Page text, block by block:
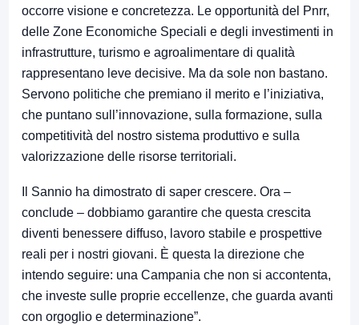
occorre visione e concretezza. Le opportunità del Pnrr,
delle Zone Economiche Speciali e degli investimenti in
infrastrutture, turismo e agroalimentare di qualità
rappresentano leve decisive. Ma da sole non bastano.
Servono politiche che premiano il merito e l’iniziativa,
che puntano sull’innovazione, sulla formazione, sulla
competitività del nostro sistema produttivo e sulla
valorizzazione delle risorse territoriali.
Il Sannio ha dimostrato di saper crescere. Ora –
conclude – dobbiamo garantire che questa crescita
diventi benessere diffuso, lavoro stabile e prospettive
reali per i nostri giovani. È questa la direzione che
intendo seguire: una Campania che non si accontenta,
che investe sulle proprie eccellenze, che guarda avanti
con orgoglio e determinazione”.